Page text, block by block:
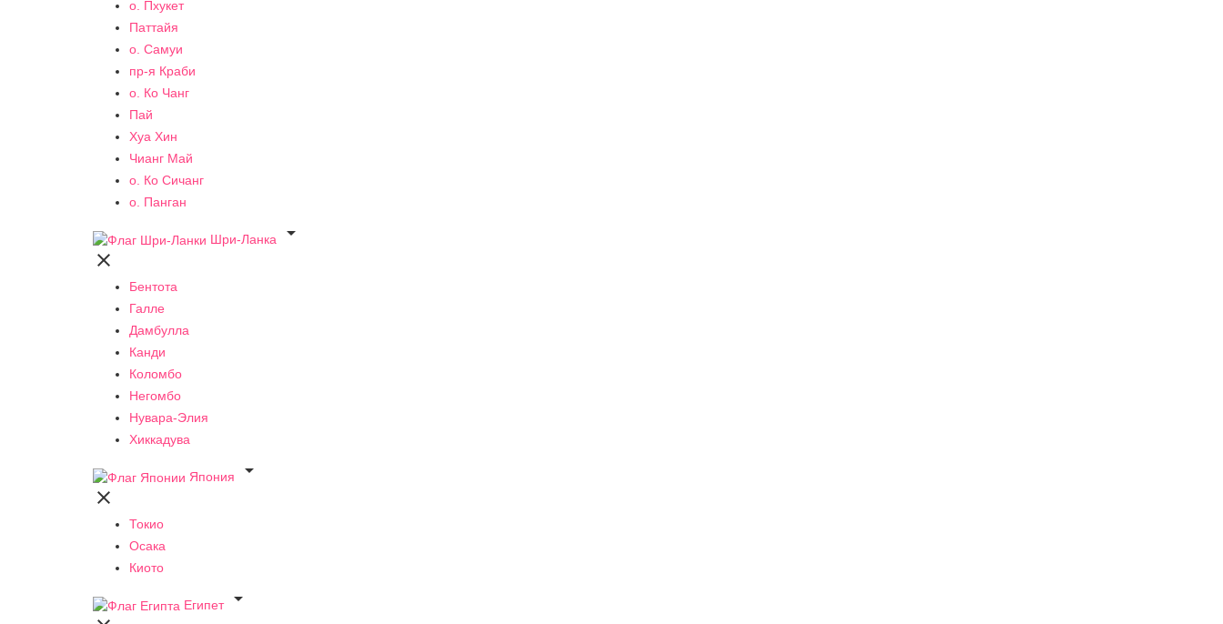
о. Пхукет
Паттайя
о. Самуи
пр-я Краби
о. Ко Чанг
Пай
Хуа Хин
Чианг Май
о. Ко Сичанг
о. Панган
Шри-Ланка


Бентота
Галле
Дамбулла
Канди
Коломбо
Негомбо
Нувара-Элия
Хиккадува
Япония


Токио
Осака
Киото
Египет
